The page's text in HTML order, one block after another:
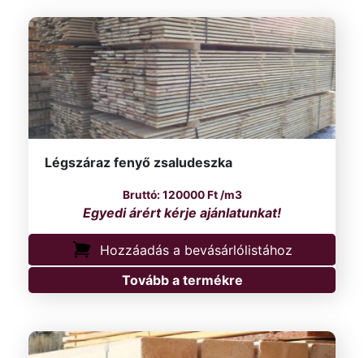
Légszáraz fenyő zsaludeszka
120000Ft/m3
Hozzáadás a bevásárlólistához
Tovább a termékre